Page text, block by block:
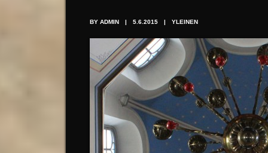
BY ADMIN | 5.6.2015 | YLEINEN